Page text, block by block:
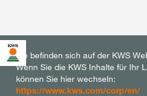
Sie befinden sich auf der KWS
Wenn Sie die KWS Inhalte für Ihr
können Sie hier wechseln:
https://www.kws.com/corp/en/